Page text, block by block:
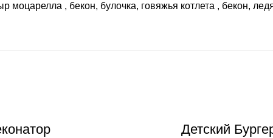
моцарелла , бекон, булочка, говяжья котлета , бекон,
Детский